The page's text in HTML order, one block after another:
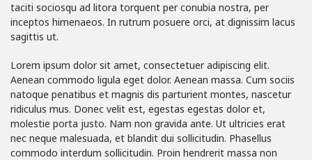
taciti sociosqu ad litora torquent per conubia nostra, per
inceptos himenaeos. In rutrum posuere orci, at dignissim lacus
sagittis ut.
Lorem ipsum dolor sit amet, consectetuer adipiscing elit.
Aenean commodo ligula eget dolor. Aenean massa. Cum sociis
natoque penatibus et magnis dis parturient montes, nascetur
ridiculus mus. Donec velit est, egestas egestas dolor et,
molestie porta justo. Nam non gravida ante. Ut ultricies erat
nec neque malesuada, et blandit dui sollicitudin. Phasellus
commodo interdum sollicitudin. Proin hendrerit massa non